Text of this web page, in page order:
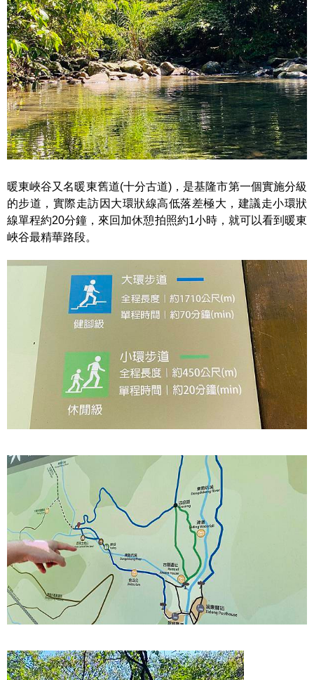
暖東峽谷又名暖東舊道(十分古道)，是基隆市第一個實施分級
的步道，實際走訪因大環狀線高低落差極大，建議走小環狀
線單程約20分鐘，來回加休憩拍照約1小時，就可以看到暖東
峽谷最精華路段。